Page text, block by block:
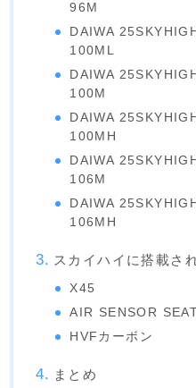
96M
DAIWA
100ML
DAIWA
100M
DAIWA
100MH
DAIWA
106M
DAIWA
106MH
スカイハイに搭載さ
X45
AIR SENSOR
HVFカーボン
まとめ